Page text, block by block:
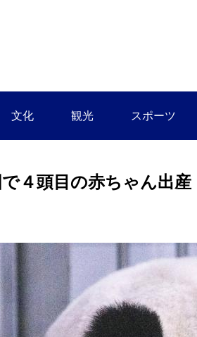
文化 観光 スポーツ
４頭目の赤ちゃん出産